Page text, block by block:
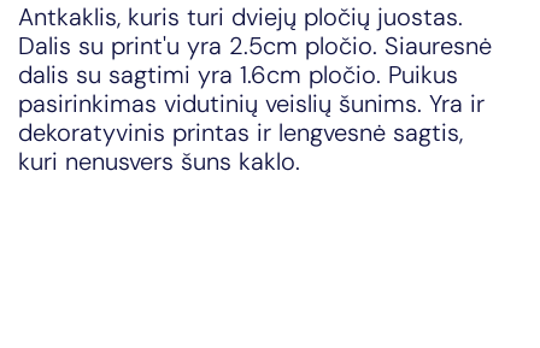
Antkaklis, kuris turi dviejų pločių juostas.
Dalis su print'u yra 2.5cm pločio. Siauresnė
dalis su sagtimi yra 1.6cm pločio. Puikus
pasirinkimas vidutinių veislių šunims. Yra ir
dekoratyvinis printas ir lengvesnė sagtis,
kuri nenusvers šuns kaklo.